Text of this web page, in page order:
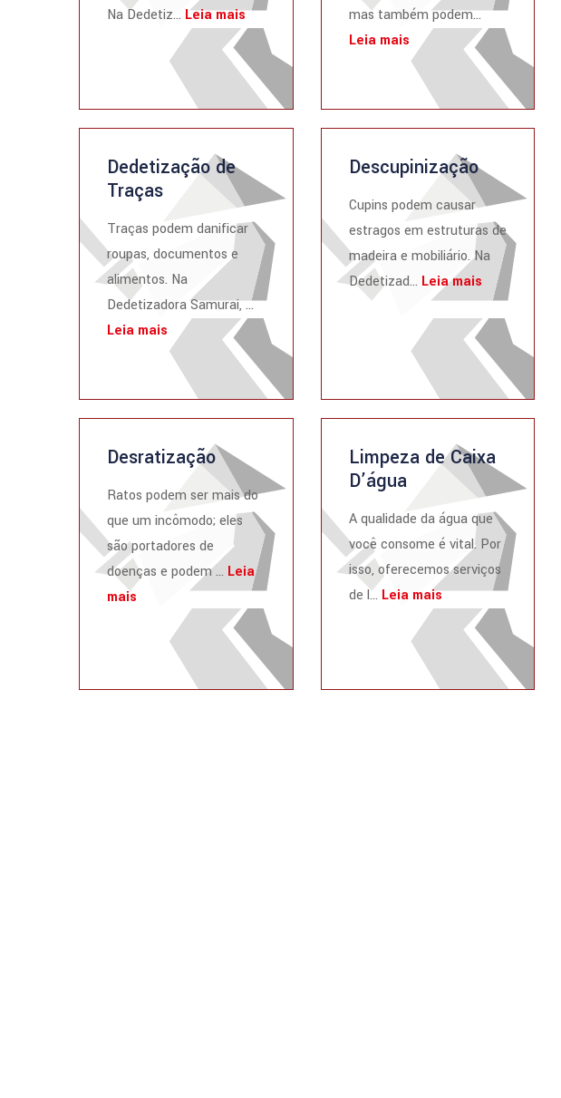
Na Dedetiz... Leia mais
mas também podem...
Leia mais
Dedetização de
Traças
Traças podem danificar
roupas, documentos e
alimentos. Na
Dedetizadora Samurai, ...
Leia mais
Descupinização
Cupins podem causar
estragos em estruturas de
madeira e mobiliário. Na
Dedetizad... Leia mais
Desratização
Ratos podem ser mais do
que um incômodo; eles
são portadores de
doenças e podem ... Leia
mais
Limpeza de Caixa
D’água
A qualidade da água que
você consome é vital. Por
isso, oferecemos serviços
de l... Leia mais